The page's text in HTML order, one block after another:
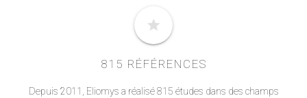
star
815 RÉFÉRENCES
Depuis 2011, Eliomys a réalisé 815 études dans des champs